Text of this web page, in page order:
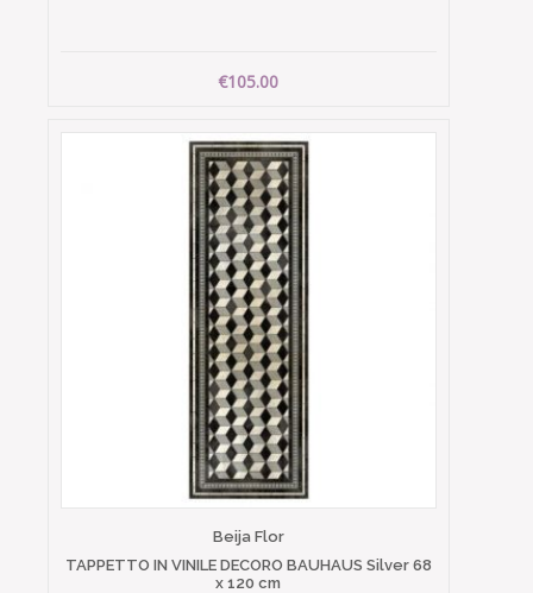
€105.00
Beija Flor
TAPPETTO IN VINILE DECORO BAUHAUS Silver 68
x 120 cm